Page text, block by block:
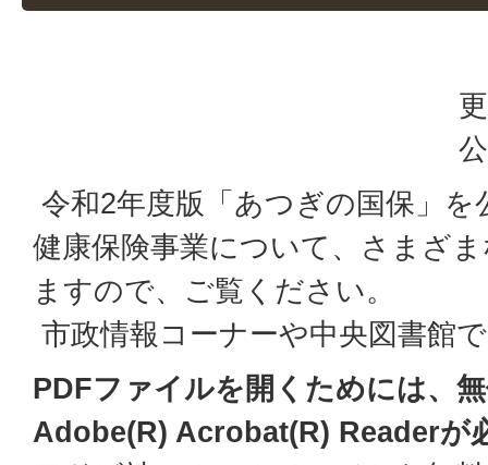
令和2年度版「あつぎの国保」
健康保険事業について、さまざ
ますので、ご覧ください。
市政情報コーナーや中央図書館
PDFファイルを開くためには、
Adobe(R) Acrobat(R) Readerが